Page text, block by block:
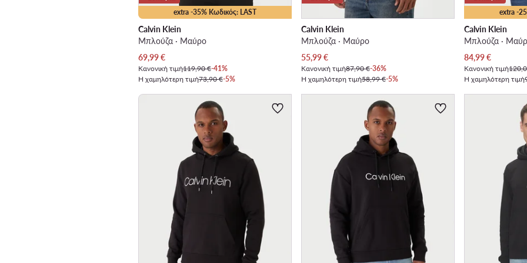
extra -35% Κωδικός: LAST
Calvin Klein
Μπλούζα · Μαύρο
Τρέχουσα τιμή
69,99€
Κανονική τιμή119,90 €-41%
Η χαμηλότερη τιμή73,90 €-5%
Calvin Klein
Μπλούζα · Μαύρο
Τρέχουσα τιμή
55,99€
Κανονική τιμή87,90 €-36%
Η χαμηλότερη τιμή58,99 €-5%
extra -
Calvin Klein
Μπλούζα ·
Τρέχουσα τιμή
84,99€
Κανονική τιμή
Η χαμηλότερη τιμή